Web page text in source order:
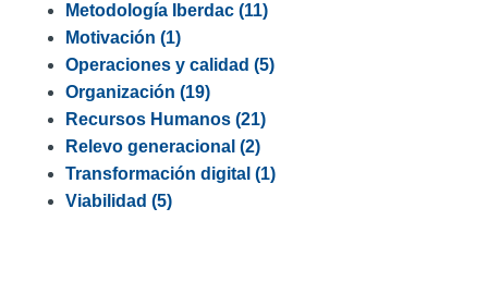
Metodología Iberdac (11)
Motivación (1)
Operaciones y calidad (5)
Organización (19)
Recursos Humanos (21)
Relevo generacional (2)
Transformación digital (1)
Viabilidad (5)